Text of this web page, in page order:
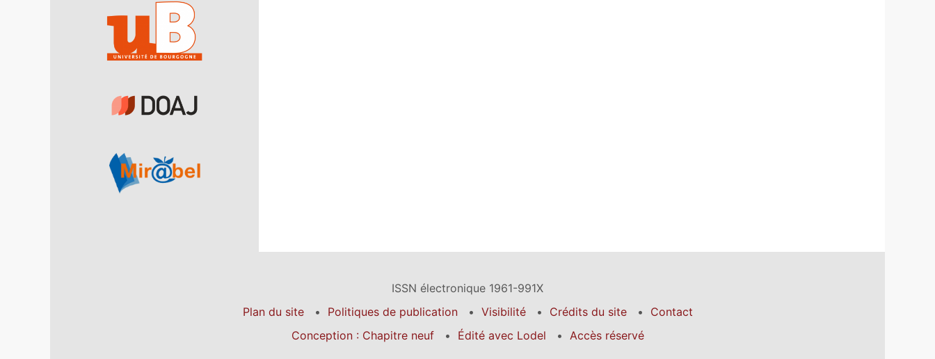
ISSN électronique 1961-991X
Plan du site
Politiques de publication Visibilité Crédits du site
Contact
Conception : Chapitre neuf
Édité avec Lodel Accès réservé